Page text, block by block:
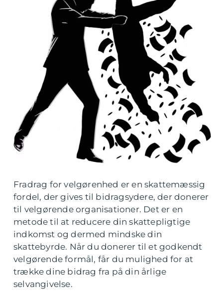
Fradrag for velgørenhed er en skattemæssig
fordel, der gives til bidragsydere, der donerer
til velgørende organisationer. Det er en
metode til at reducere din skattepligtige
indkomst og dermed mindske din
skattebyrde. Når du donerer til et godkendt
velgørende formål, får du mulighed for at
trække dine bidrag fra på din årlige
selvangivelse.